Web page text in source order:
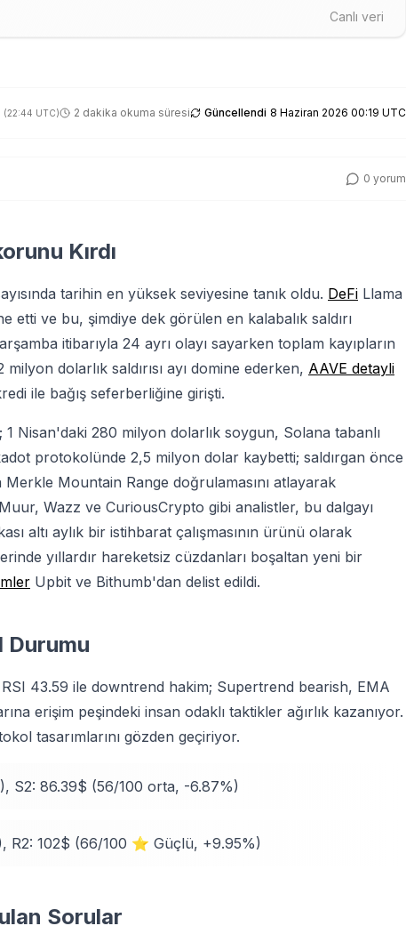
Canlı veri
(22:44 UTC) 2 dakika okuma süresi Güncellendi 8 Haziran 2026 00:19 UTC
0 yorum
Kırdı
tarihin en yüksek seviyesine tanık oldu. DeFi Llama
etti ve bu, şimdiye dek görülen en kalabalık saldırı
itibarıyla 24 ayrı olayı sayarken toplam kayıpların
dolarlık saldırısı ayı domine ederken, AAVE detayli
ile bağış seferberliğine girişti.
Nisan'daki 280 milyon dolarlık soygun, Solana tabanlı
protokolünde 2,5 milyon dolar kaybetti; saldırgan önce
Mountain Range doğrulamasını atlayarak
Wazz ve CuriousCrypto gibi analistler, bu dalgayı
altı aylık bir istihbarat çalışmasının ürünü olarak
yıllardır hareketsiz cüzdanları boşaltan yeni bir
Upbit ve Bithumb'dan delist edildi.
Durumu
43.59 ile downtrend hakim; Supertrend bearish, EMA
erişim peşindeki insan odaklı taktikler ağırlık kazanıyor.
tasarımlarını gözden geçiriyor.
S2: 86.39$ (56/100 orta, -6.87%)
R2: 102$ (66/100 ⭐ Güçlü, +9.95%)
Sorular